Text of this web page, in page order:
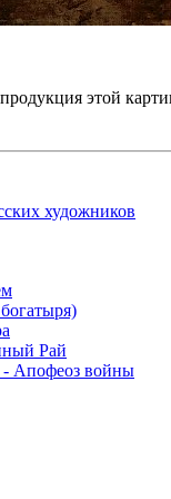
этой
художников